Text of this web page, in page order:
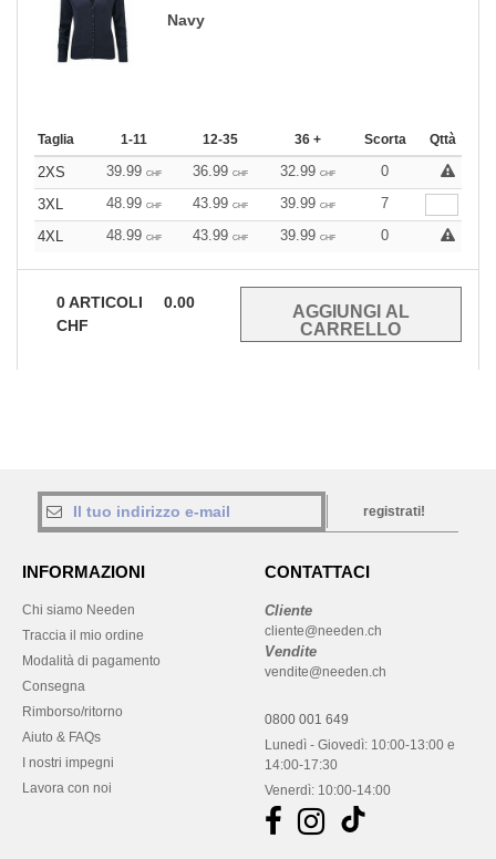
Navy
Taglia 1-11 12-35 36 + Scorta Qttà
2XS 39.99 CHF 36.99 CHF 32.99 CHF
0
3XL
48.99 CHF 43.99 CHF 39.99 CHF
7
4XL
48.99 CHF 43.99 CHF 39.99 CHF 0
0ARTICOLI
0.00
CHF
registrati!
INFORMAZIONI
Chi siamo Needen
Traccia il mio ordine
Modalità di pagamento
Consegna
Rimborso/ritorno
Aiuto & FAQs
I nostri impegni
Lavora con noi
CONTATTACI
Cliente
cliente@needen.ch
Vendite
vendite@needen.ch
0800 001 649
Lunedì - Giovedì: 10:00-13:00 e
14:00-17:30
Venerdì: 10:00-14:00